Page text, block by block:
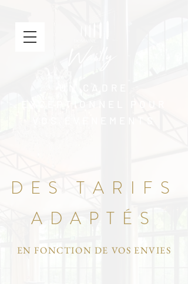
DES TARIFS
ADAPTÉS
EN FONCTION DE VOS ENVIES